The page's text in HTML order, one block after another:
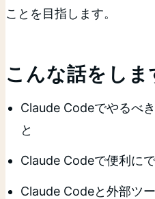
ことを目指します。
こんな話をしま
Claude Codeでやるべ
と
Claude Codeで便利に
Claude Codeと外部ツ